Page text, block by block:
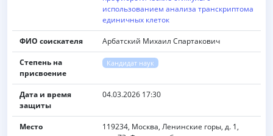
использованием анализа транскриптома
единичных клеток
ФИО соискателя Арбатский Михаил Спартакович
Степень на
присвоение
Кандидат наук
Дата и время
защиты
04.03.2026 17:30
Место
119234, Москва, Ленинские горы, д. 1,